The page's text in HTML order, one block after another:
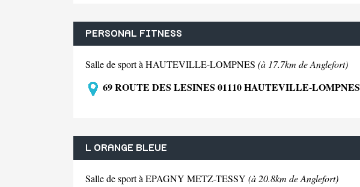
PERSONAL FITNESS
Salle de sport à HAUTEVILLE-LOMPNES (à 17.7km de Anglefort)
69 ROUTE DES LESINES 01110 HAUTEVILLE-LOMPNES
L ORANGE BLEUE
Salle de sport à EPAGNY METZ-TESSY (à 20.8km de Anglefort)